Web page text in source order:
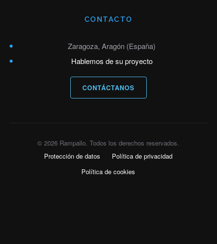
CONTACTO
Zaragoza, Aragón (España)
Hablemos de su proyecto
CONTÁCTANOS
© 2026 Rampallo. Todos los derechos reservados.
Protección de datos
Política de privacidad
Política de cookies